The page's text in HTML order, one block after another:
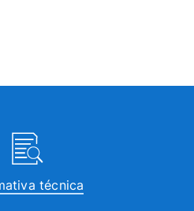
técnica